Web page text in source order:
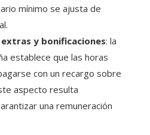
mínimo se ajusta de
y bonificaciones: la
establece que las horas
con un recargo sobre
aspecto resulta
una remuneración